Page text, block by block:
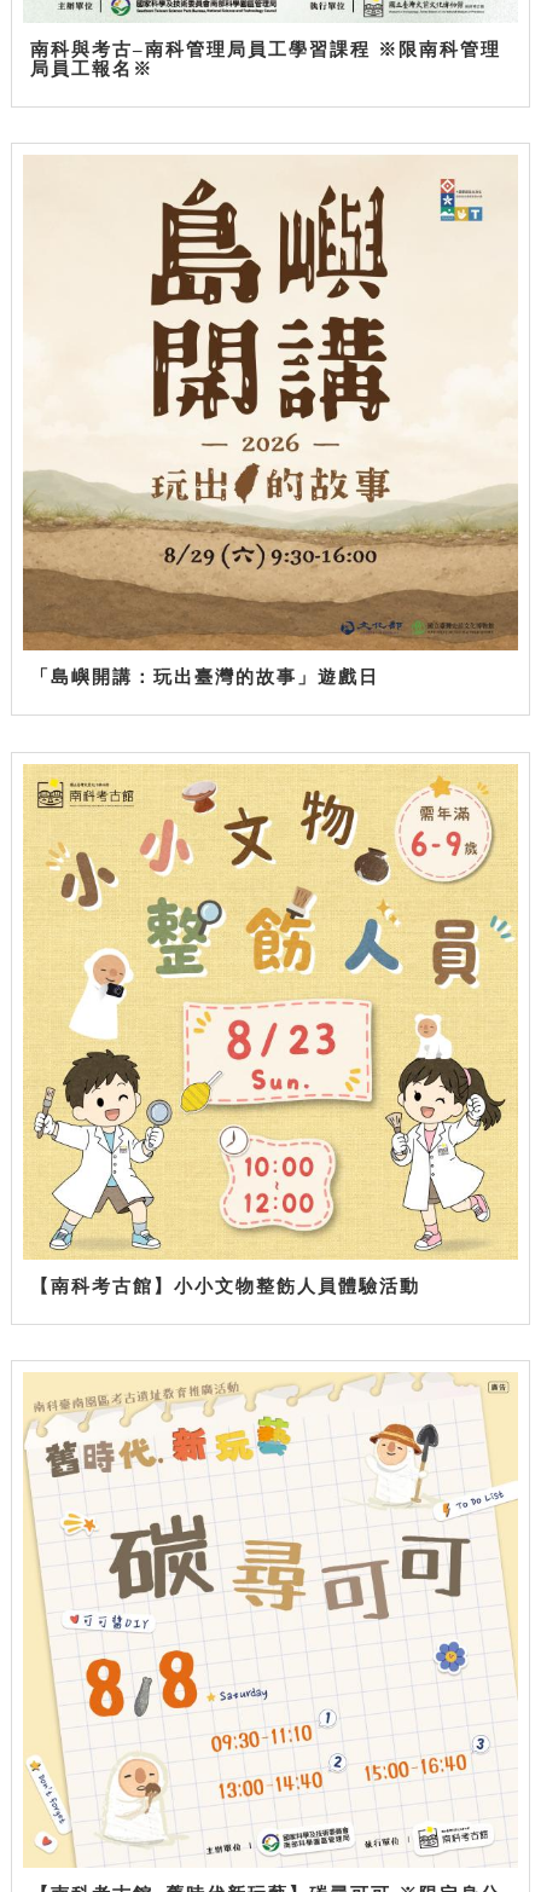
南科與考古–南科管理局員工學習課程 ※限南科管理
局員工報名※
「島嶼開講：玩出臺灣的故事」遊戲日
【南科考古館】小小文物整飭人員體驗活動